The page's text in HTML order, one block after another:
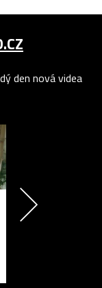
den nová videa